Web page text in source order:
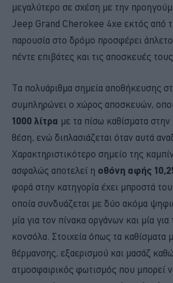
μεγαλύτερο σε σχέση με την
Jeep Grand Cherokee 4xe εκτός από
παρουσία στο δρόμο προσφέρει
πέντε επιβάτες και τις αποσκευές τους.
Τα πολυάριθμα σημεία αποθήκευσης
συμπληρώνει ο χώρος αποσκευών,
1000 λίτρα με τα πίσω καθίσματα
θέση, ενώ διπλασιάζεται όταν αυτά
Χαρακτηριστικότερο σημείο της
ασφαλώς αποτελεί η οθόνη αφής
φορά στην κατηγορία έχει μπροστά
οποία συνδυάζεται με δύο ακόμα
μία για τον πίνακα οργάνων και μία για
κονσόλα. Στοιχεία όπως τα καθίσματα
θέρμανσης, εξαερισμού και μασάζ
ατμοσφαιρικός φωτισμός που μπορεί